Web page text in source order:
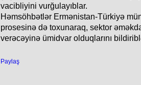
vacibliyini vurğulayıblar.
Həmsöhbətlər Ermənistan-Türkiyə
prosesinə də toxunaraq, sektor
verəcəyinə ümidvar olduqlarını
Paylaş